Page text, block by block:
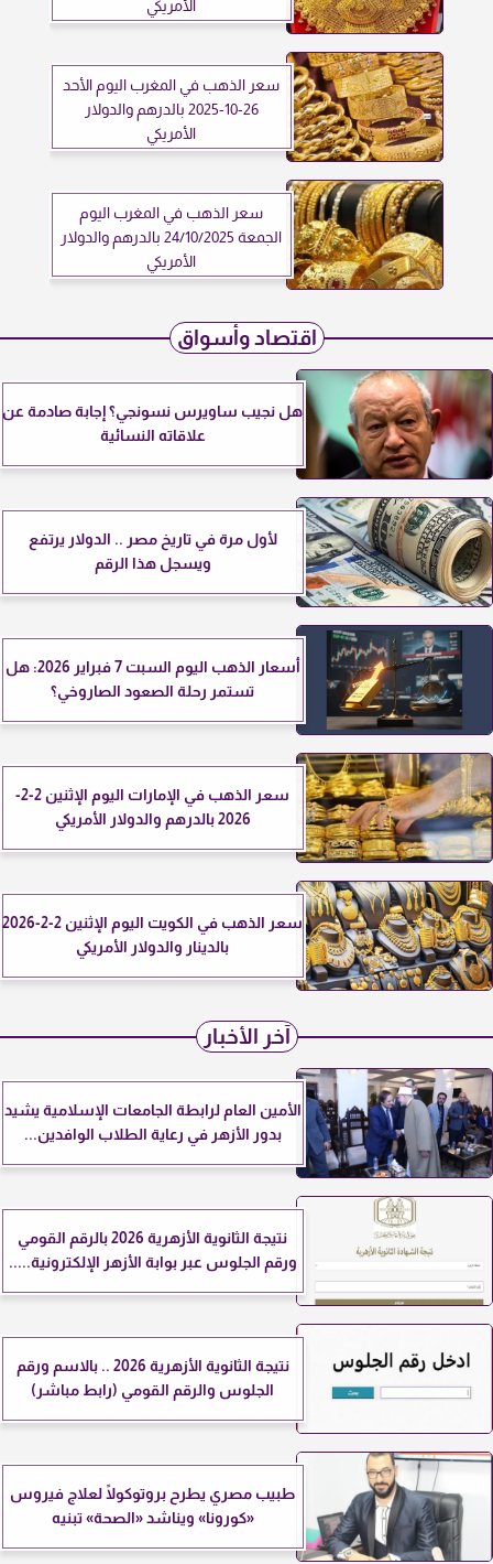
الأمريكي
سعر الذهب في المغرب اليوم الأحد
26-10-2025 بالدرهم والدولار
الأمريكي
سعر الذهب في المغرب اليوم
الجمعة 24/10/2025 بالدرهم والدولار
الأمريكي
اقتصاد وأسواق
هل نجيب ساويرس نسونجي؟ إجابة صادمة عن
علاقاته النسائية
لأول مرة في تاريخ مصر .. الدولار يرتفع
ويسجل هذا الرقم
أسعار الذهب اليوم السبت 7 فبراير 2026: هل
تستمر رحلة الصعود الصاروخي؟
سعر الذهب في الإمارات اليوم الإثنين 2-2-
2026 بالدرهم والدولار الأمريكي
سعر الذهب في الكويت اليوم الإثنين 2-2-2026
بالدينار والدولار الأمريكي
آخر الأخبار
الأمين العام لرابطة الجامعات الإسلامية يشيد
بدور الأزهر في رعاية الطلاب الوافدين...
نتيجة الثانوية الأزهرية 2026 بالرقم القومي
ورقم الجلوس عبر بوابة الأزهر الإلكترونية.....
نتيجة الثانوية الأزهرية 2026 .. بالاسم ورقم
الجلوس والرقم القومي (رابط مباشر)
طبيب مصري يطرح بروتوكولًا لعلاج فيروس
«كورونا» ويناشد «الصحة» تبنيه